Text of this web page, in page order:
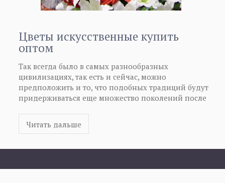
Цветы искусственные купить
оптом
Так всегда было в самых разнообразных
цивилизациях, так есть и сейчас, можно
предположить и то, что подобных традиций будут
придерживаться еще множество поколений после
будет удобно в том случае, если требуется
цветов или же предполагается их дальнейшая
искусственные купить оптом, то это поможет Вам их
Читать дальше